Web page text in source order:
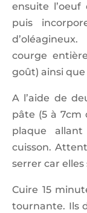
ensuite
puis
courge
goût) ainsi
A l’aide de
pâte (5 à 7cm
plaque
cuisson.
serrer car elles
Cuire 15
tournante. Ils